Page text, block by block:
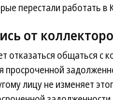
перестали работать в
от
отказаться общаться с
просроченной
лицу не изменяет